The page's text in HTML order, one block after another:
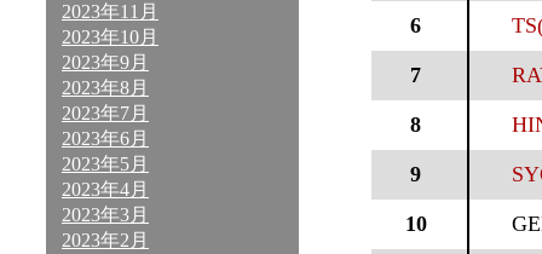
2023年11月
2023年10月
2023年9月
2023年8月
2023年7月
2023年6月
2023年5月
2023年4月
2023年3月
2023年2月
6
7
8
9
10